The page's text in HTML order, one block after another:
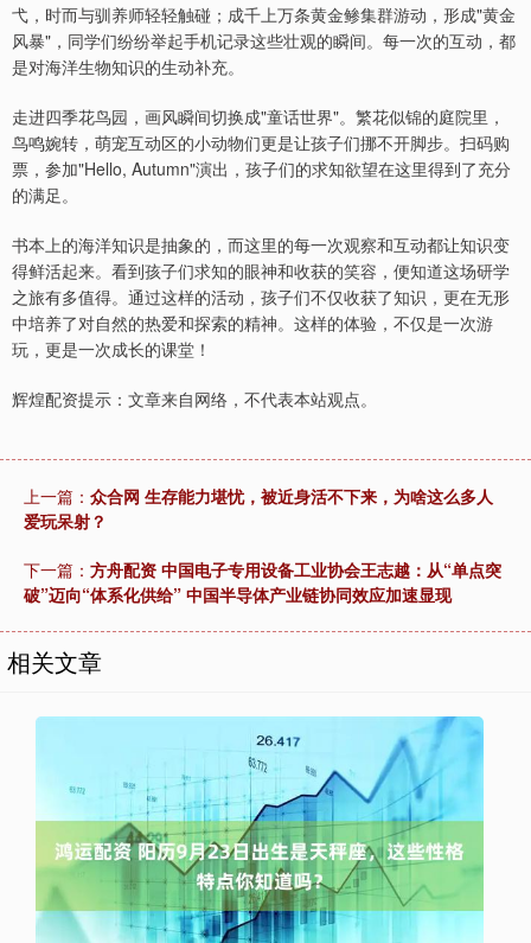
弋，时而与驯养师轻轻触碰；成千上万条黄金鲹集群游动，形成"黄金
风暴"，同学们纷纷举起手机记录这些壮观的瞬间。每一次的互动，都
是对海洋生物知识的生动补充。
走进四季花鸟园，画风瞬间切换成"童话世界"。繁花似锦的庭院里，
鸟鸣婉转，萌宠互动区的小动物们更是让孩子们挪不开脚步。扫码购
票，参加"Hello, Autumn"演出，孩子们的求知欲望在这里得到了充分
的满足。
书本上的海洋知识是抽象的，而这里的每一次观察和互动都让知识变
得鲜活起来。看到孩子们求知的眼神和收获的笑容，便知道这场研学
之旅有多值得。通过这样的活动，孩子们不仅收获了知识，更在无形
中培养了对自然的热爱和探索的精神。这样的体验，不仅是一次游
玩，更是一次成长的课堂！
辉煌配资提示：文章来自网络，不代表本站观点。
上一篇： 众合网 生存能力堪忧，被近身活不下来，为啥这么多人
爱玩呆射？
下一篇： 方舟配资 中国电子专用设备工业协会王志越：从“单点突
破”迈向“体系化供给” 中国半导体产业链协同效应加速显现
相关文章